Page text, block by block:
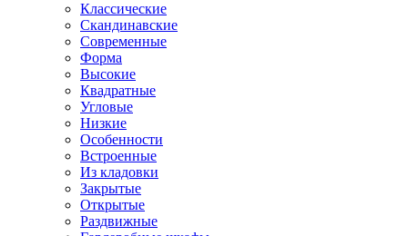
Классические
Скандинавские
Современные
Форма
Высокие
Квадратные
Угловые
Низкие
Особенности
Встроенные
Из кладовки
Закрытые
Открытые
Раздвижные